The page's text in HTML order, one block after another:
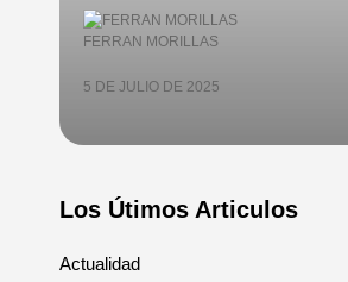
FERRAN MORILLAS
5 DE JULIO DE 2025
Los Útimos Articulos
Actualidad